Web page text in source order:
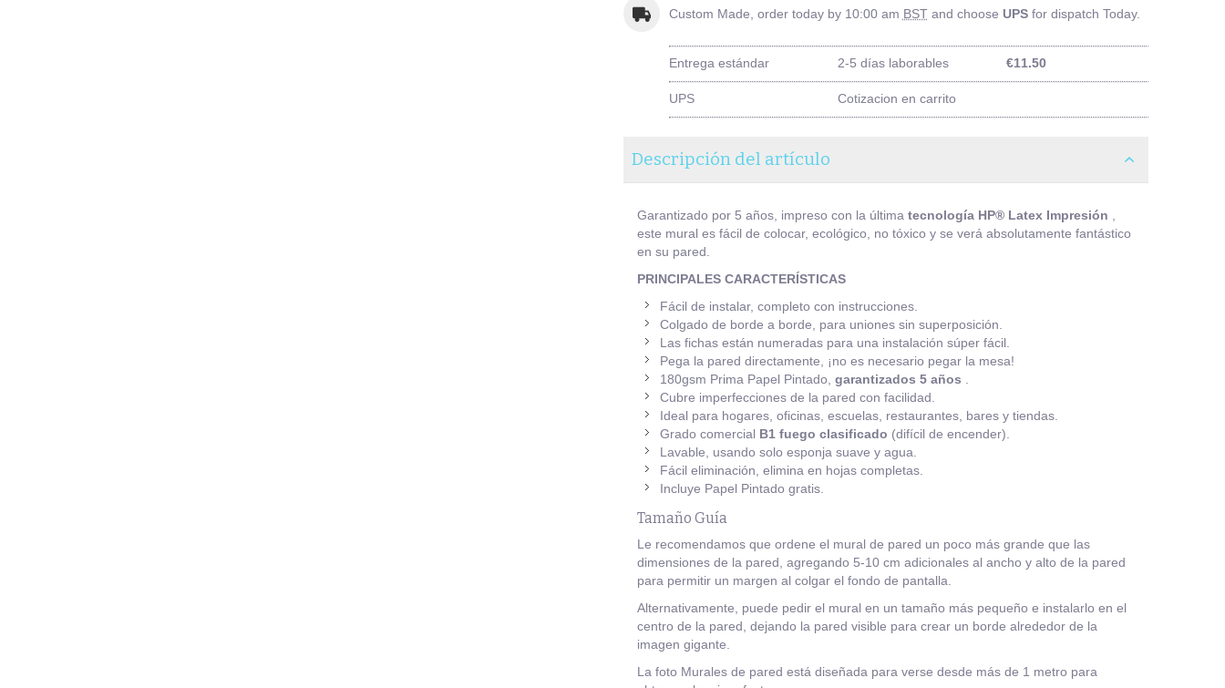
Custom Made, order today by 10:00 am BSTand choose UPSfor dispatch Today.
Entrega estándar 2-5 días laborables €11.50
UPS Cotizacion en carrito
Descripción del artículo
Garantizado por 5 años, impreso con la última tecnología HP® Latex Impresión
este mural es fácil de colocar, ecológico, no tóxico y se verá absolutamente fantástico
en su pared.
PRINCIPALES CARACTERÍSTICAS
Fácil de instalar, completo con instrucciones.
Colgado de borde a borde, para uniones sin superposición.
Las fichas están numeradas para una instalación súper fácil.
Pega la pared directamente, ¡no es necesario pegar la mesa!
180gsm Prima Papel Pintado, garantizados 5 años
Cubre imperfecciones de la pared con facilidad.
Ideal para hogares, oficinas, escuelas, restaurantes, bares y tiendas.
Grado comercial B1 fuego clasificado (difícil de encender).
Lavable, usando solo esponja suave y agua.
Fácil eliminación, elimina en hojas completas.
Incluye Papel Pintado gratis.
Tamaño Guía
Le recomendamos que ordene el mural de pared un poco más grande que las
dimensiones de la pared, agregando 5-10 cm adicionales al ancho y alto de la pared
para permitir un margen al colgar el fondo de pantalla.
Alternativamente, puede pedir el mural en un tamaño más pequeño e instalarlo en el
centro de la pared, dejando la pared visible para crear un borde alrededor de la
imagen gigante.
La foto Murales de pared está diseñada para verse desde más de 1 metro para